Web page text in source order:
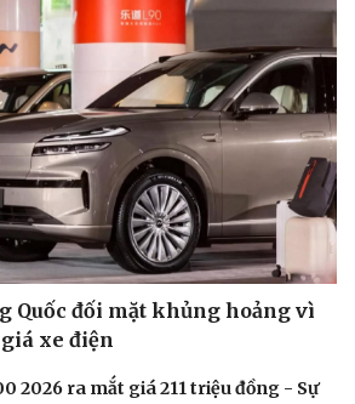
Quốc đối mặt khủng hoảng vì
xe điện
2026 ra mắt giá 211 triệu đồng - Sự